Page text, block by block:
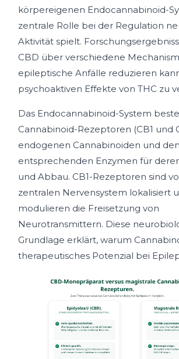
körpereigenen Endocannabinoid-
zentrale Rolle bei der Regulation
Aktivität spielt.
CBD über verschiedene
epileptische Anfälle reduzieren
psychoaktiven Effekte von THC zu
Das Endocannabinoid-System
Cannabinoid-Rezeptoren (CB1 und
endogenen Cannabinoiden und den
entsprechenden Enzymen für
und Abbau. CB1-Rezeptoren sind
zentralen Nervensystem lokalisiert
modulieren die Freisetzung von
Neurotransmittern. Diese
Grundlage erklärt, warum
therapeutisches Potenzial bei